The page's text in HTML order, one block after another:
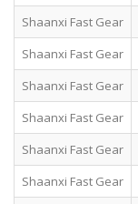
Shaanxi Fast Gear
Shaanxi Fast Gear
Shaanxi Fast Gear
Shaanxi Fast Gear
Shaanxi Fast Gear
Shaanxi Fast Gear